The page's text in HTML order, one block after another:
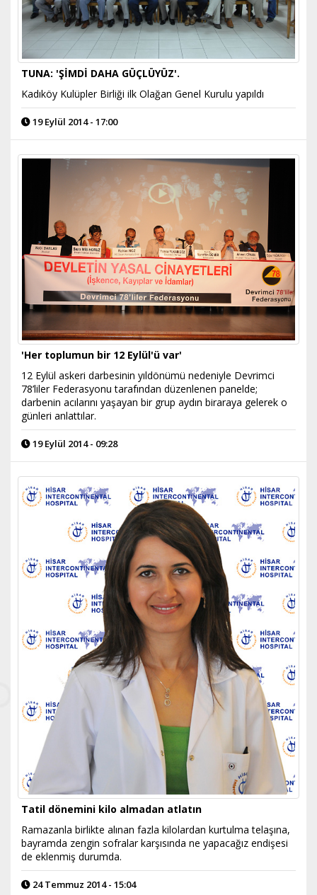
TUNA: 'ŞİMDİ DAHA GÜÇLÜYÜZ'.
Kadıköy Kulüpler Birliği ilk Olağan Genel Kurulu yapıldı
19 Eylül 2014 - 17:00
'Her toplumun bir 12 Eylül'ü var'
12 Eylül askeri darbesinin yıldönümü nedeniyle Devrimci
78’liler Federasyonu tarafından düzenlenen panelde;
darbenin acılarını yaşayan bir grup aydın biraraya gelerek o
günleri anlattılar.
19 Eylül 2014 - 09:28
Tatil dönemini kilo almadan atlatın
Ramazanla birlikte alınan fazla kilolardan kurtulma telaşına,
bayramda zengin sofralar karşısında ne yapacağız endişesi
de eklenmiş durumda.
24 Temmuz 2014 - 15:04